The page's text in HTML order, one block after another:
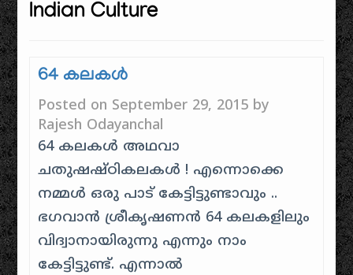
Indian Culture
64 കലകൾ
Posted on September 29, 2015 by
Rajesh Odayanchal
64 കലകൾ അഥവാ
ചതുഷഷ്ഠികലകൾ ! എന്നൊക്കെ
നമ്മൾ ഒരു പാട് കേട്ടിട്ടുണ്ടാവും ..
ഭഗവാൻ ശ്രീകൃഷണൻ 64 കലകളിലും
വിദ്വാനായിരുന്നു എന്നും നാം
കേട്ടിട്ടുണ്ട്. എന്നാൽ